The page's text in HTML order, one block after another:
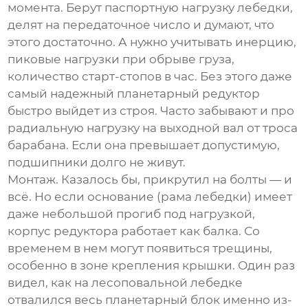
момента. Берут паспортную нагрузку лебедки,
делят на передаточное число и думают, что
этого достаточно. А нужно учитывать инерцию,
пиковые нагрузки при обрыве груза,
количество старт-стопов в час. Без этого даже
самый надежный планетарный редуктор
быстро выйдет из строя. Часто забывают и про
радиальную нагрузку на выходной вал от троса
барабана. Если она превышает допустимую,
подшипники долго не живут.
Монтаж. Казалось бы, прикрутил на болты — и
всё. Но если основание (рама лебедки) имеет
даже небольшой прогиб под нагрузкой,
корпус редуктора работает как балка. Со
временем в нем могут появиться трещины,
особенно в зоне крепления крышки. Один раз
видел, как на лесоповальной лебедке
отвалился весь планетарный блок именно из-